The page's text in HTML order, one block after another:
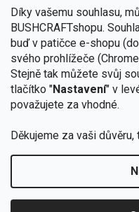
Díky vašemu souhlasu,
BUSHCRAFTshopu.
buď v patičce e-shopu
svého prohlížeče
Stejně tak můžete svůj
tlačítko "Nastavení" v
považujete za vhodné.
Děkujeme za vaši důvěru,
zapojte se do
podmínkami ochrany
Copyright 2026
vyhrazena.